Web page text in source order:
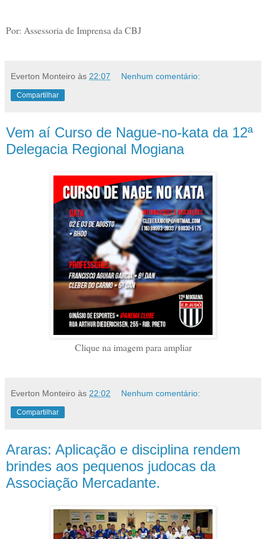
Por: Assessoria de Imprensa da CBJ
Everton Monteiro às 22:07 Nenhum comentário:
Compartilhar
Vem aí Curso de Nague-no-kata da 12ª
Delegacia Regional Mogiana
Clique na imagem para ampliar
Everton Monteiro às 22:02 Nenhum comentário:
Compartilhar
Araras: Aplicação e disciplina rendem
brindes aos pequenos judocas da
Associação Mercadante.